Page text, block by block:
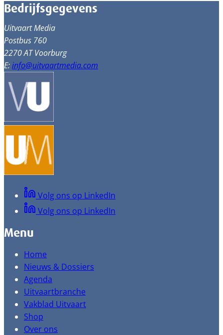
Bedrijfsgegevens
Uitvaart Media
Postbus 760
2270 AT Voorburg
E:info@uitvaartmedia.com
Volg ons op LinkedIn
Volg ons op LinkedIn
Menu
Home
Nieuws & Dossiers
Agenda
Uitvaartbranche
Vakblad Uitvaart
Shop
Over ons